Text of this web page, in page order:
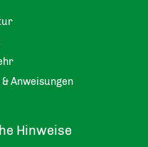
Anweisungen
Hinweise